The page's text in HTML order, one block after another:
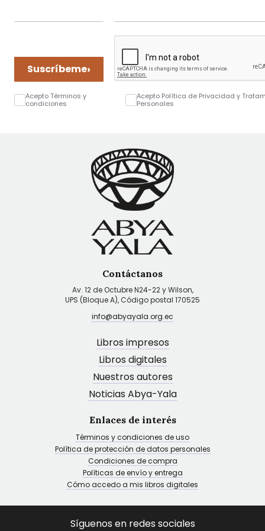
Suscríbeme›
Acepto Términos y
condiciones
Acepto Política de Privacidad y
Personales
Contáctanos
Av. 12 de Octubre N24-22 y Wilson,
UPS (Bloque A), Código postal 170525
info@abyayala.org.ec
Libros impresos
Libros digitales
Nuestros autores
Noticias Abya-Yala
Enlaces de interés
Términos y condiciones de uso
Política de protección de datos personales
Condiciones de compra
Políticas de envío y entrega
Cómo accedo a mis libros digitales
Síguenos en redes sociales